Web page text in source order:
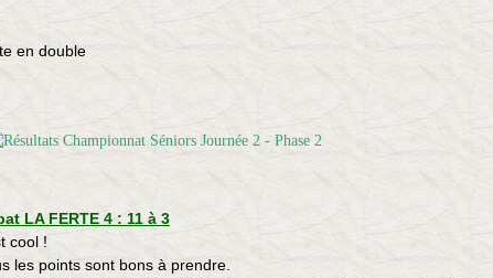
en double
LA FERTE 4 : 11 à 3
cool !
les points sont bons à prendre.